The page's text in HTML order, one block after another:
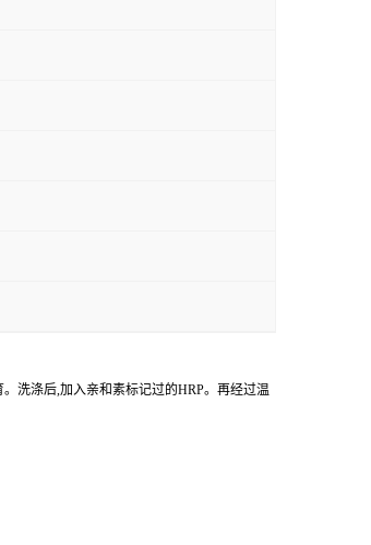
洗涤后,加入亲和素标记过的HRP。再经过温